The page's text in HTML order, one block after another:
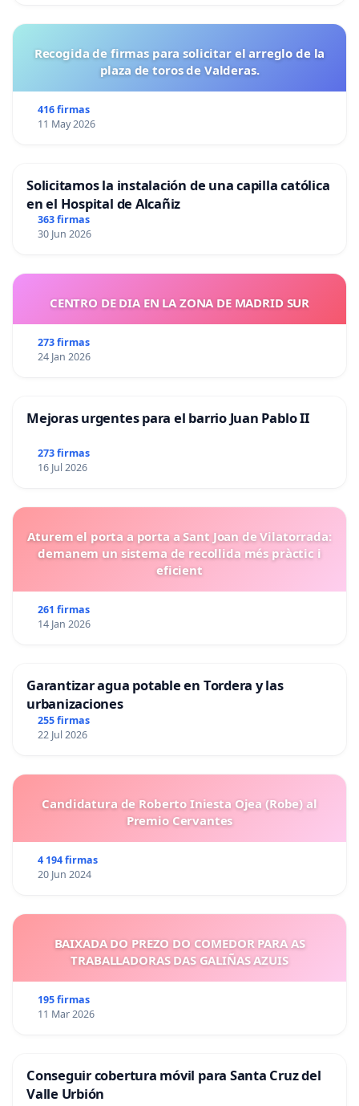
Recogida de firmas para solicitar el arreglo de la
plaza de toros de Valderas.
416 firmas
11 May 2026
Solicitamos la instalación de una capilla católica
en el Hospital de Alcañiz
363 firmas
30 Jun 2026
CENTRO DE DIA EN LA ZONA DE MADRID SUR
273 firmas
24 Jan 2026
Mejoras urgentes para el barrio Juan Pablo II
273 firmas
16 Jul 2026
Aturem el porta a porta a Sant Joan de Vilatorrada:
demanem un sistema de recollida més pràctic i
eficient
261 firmas
14 Jan 2026
Garantizar agua potable en Tordera y las
urbanizaciones
255 firmas
22 Jul 2026
Candidatura de Roberto Iniesta Ojea (Robe) al
Premio Cervantes
4 194 firmas
20 Jun 2024
BAIXADA DO PREZO DO COMEDOR PARA AS
TRABALLADORAS DAS GALIÑAS AZUIS
195 firmas
11 Mar 2026
Conseguir cobertura móvil para Santa Cruz del
Valle Urbión